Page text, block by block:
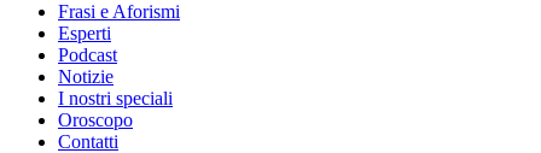
Frasi e Aforismi
Esperti
Podcast
Notizie
I nostri speciali
Oroscopo
Contatti